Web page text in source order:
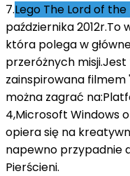
7.Lego The Lord of the
października 2012r.To
która polega w
przeróżnych
zainspirowana filmem
można zagrać
4,Microsoft Windows
opiera się na
napewno przypadnie
Pierścieni.